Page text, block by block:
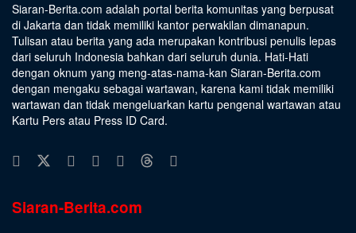
Siaran-Berita.com adalah portal berita komunitas yang berpusat
di Jakarta dan tidak memiliki kantor perwakilan dimanapun.
Tulisan atau berita yang ada merupakan kontribusi penulis lepas
dari seluruh Indonesia bahkan dari seluruh dunia. Hati-Hati
dengan oknum yang meng-atas-nama-kan Siaran-Berita.com
dengan mengaku sebagai wartawan, karena kami tidak memiliki
wartawan dan tidak mengeluarkan kartu pengenal wartawan atau
Kartu Pers atau Press ID Card.
Siaran-Berita.com